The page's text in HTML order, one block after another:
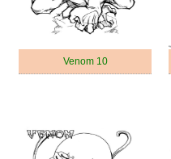
Venom 10